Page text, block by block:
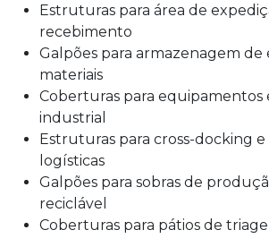
Estruturas para área de
recebimento
Galpões para armazenagem de
materiais
Coberturas para equipamentos
industrial
Estruturas para cross-docking
logísticas
Galpões para sobras de
reciclável
Coberturas para pátios de